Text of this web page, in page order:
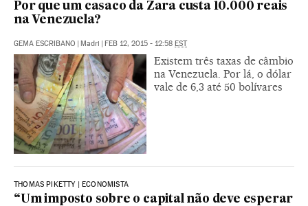
Por que um casaco da Zara custa 10.000 reais
na Venezuela?
GEMA ESCRIBANO | Madri | FEB 12, 2015 - 12:58 EST
Existem três taxas de câmbio
na Venezuela. Por lá, o dólar
vale de 6,3 até 50 bolívares
THOMAS PIKETTY | ECONOMISTA
“Um imposto sobre o capital não deve esperar